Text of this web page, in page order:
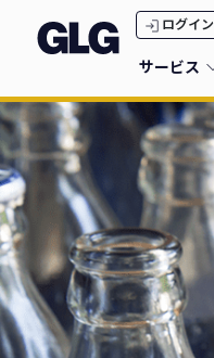
ログイン
サービス